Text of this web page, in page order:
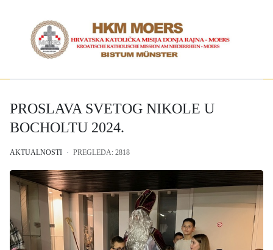
PROSLAVA SVETOG NIKOLE U
BOCHOLTU 2024.
AKTUALNOSTI PREGLEDA: 2818